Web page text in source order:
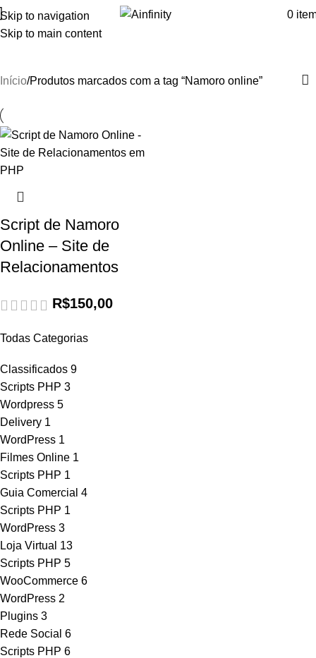
Skip to navigation
Skip to main content
0
Namoro online
Todas Categorias
Classificados 9
Scripts PHP 3
Wordpress 5
Delivery 1
WordPress 1
Filmes Online 1
Scripts PHP 1
Guia Comercial 4
Scripts PHP 1
WordPress 3
Loja Virtual 13
Scripts PHP 5
WooCommerce 6
WordPress 2
Plugins 3
Rede Social 6
Scripts PHP 6
Início Produtos marcados com a tag “Namoro online”
Script de Namoro
Online – Site de
Relacionamentos
R$150,00